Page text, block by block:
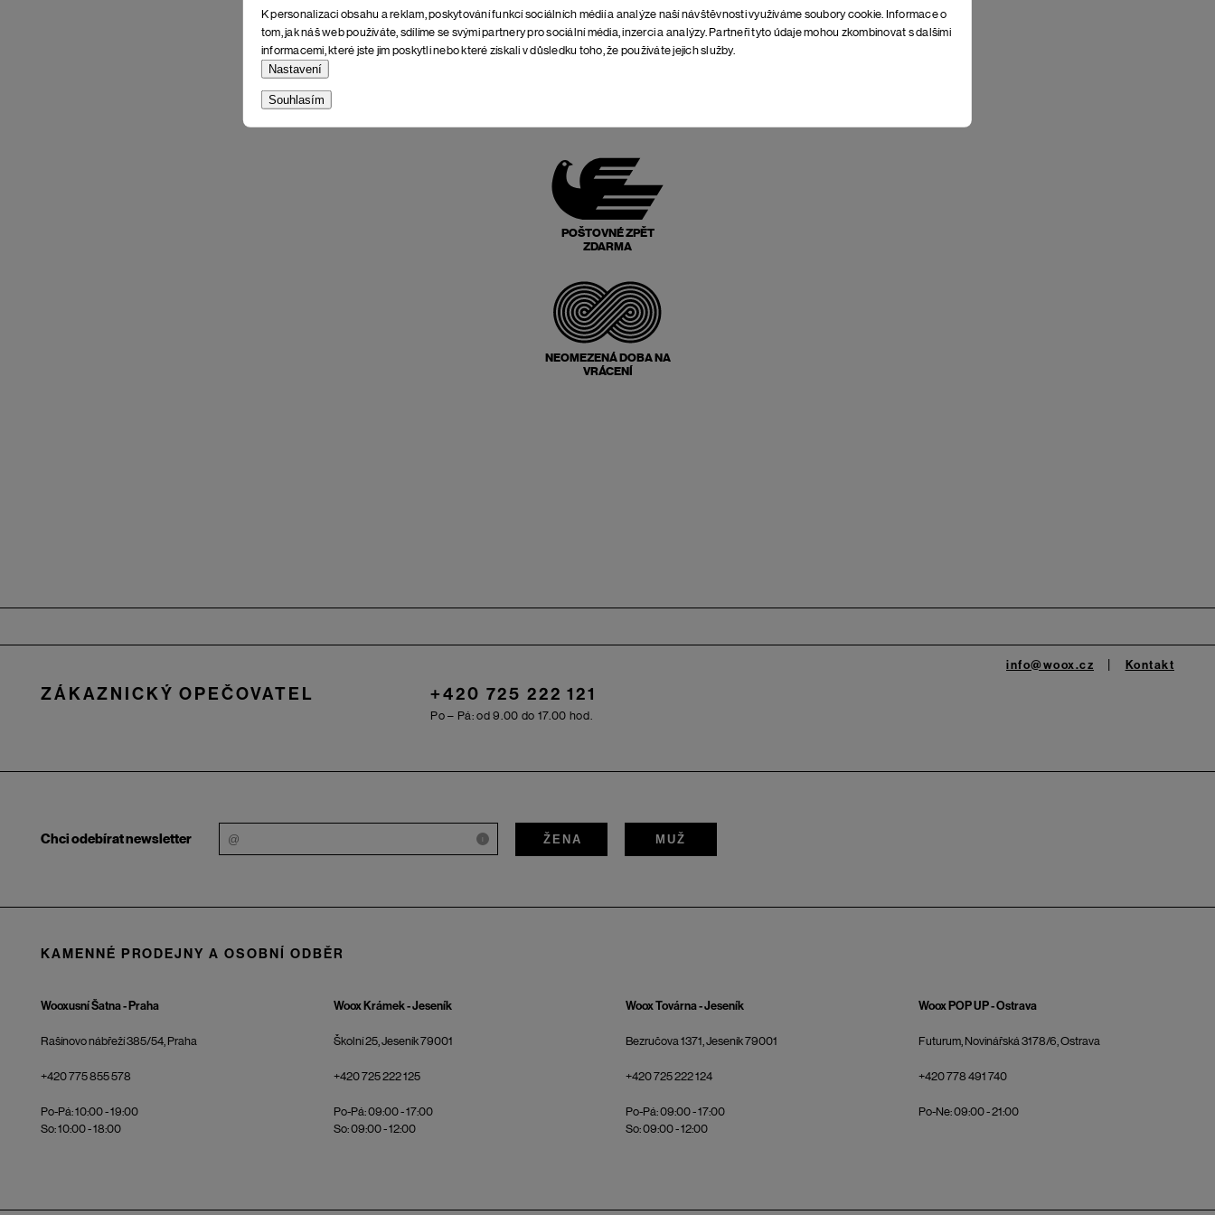
K personalizaci obsahu a reklam, poskytování funkcí sociálních médií a analýze naší návštěvnosti využíváme soubory cookie. Informace o
tom, jak náš web používáte, sdílíme se svými partnery pro sociální média, inzerci a analýzy. Partneři tyto údaje mohou zkombinovat s dalšími
informacemi, které jste jim poskytli nebo které získali v důsledku toho, že používáte jejich služby.
Nastavení
Souhlasím
POŠTOVNÉ ZPĚT
ZDARMA
NEOMEZENÁ DOBA NA
VRÁCENÍ
ZÁKAZNICKÝ OPEČOVATEL +420 725 222 121
Po – Pá: od 9.00 do 17.00 hod.
info@woox.cz Kontakt
Chci odebírat newsletter i ŽENA MUŽ
KAMENNÉ PRODEJNY A OSOBNÍ ODBĚR
Wooxusní Šatna - Praha
Rašínovo nábřeží 385/54, Praha
+420 775 855 578
Po-Pá: 10:00 - 19:00
So: 10:00 - 18:00
Woox Krámek - Jeseník
Školní 25, Jeseník 79001
+420 725 222 125
Po-Pá: 09:00 - 17:00
So: 09:00 - 12:00
Woox Továrna - Jeseník
Bezručova 1371, Jeseník 79001
+420 725 222 124
Po-Pá: 09:00 - 17:00
So: 09:00 - 12:00
Woox POP UP - Ostrava
Futurum, Novinářská 3178/6, Ostrava
+420 778 491 740
Po-Ne: 09:00 - 21:00